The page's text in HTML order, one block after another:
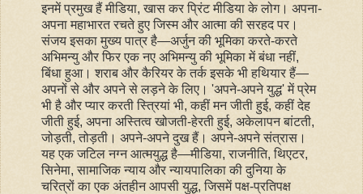
इनमें प्रमुख हैं मीडिया, खास कर प्रिंट मीडिया के लोग। अपना-
अपना महाभारत रचते हुए जिस्म और आत्मा की सरहद पर।
संजय इसका मुख्य पात्र है—अर्जुन की भूमिका करते-करते
अभिमन्यु और फिर एक नए अभिमन्यु की भूमिका में बंधा नहीं,
बिंधा हुआ। शराब और कैरियर के तर्क इसके भी हथियार हैं—
अपनों से और अपने से लड़ने के लिए। 'अपने-अपने युद्ध' में प्रेम
भी है और प्यार करती स्त्रियां भी, कहीं मन जीती हुई, कहीं देह
जीती हुई, अपना अस्तित्व खोजती-हेरती हुई, अकेलापन बांटती,
जोड़ती, तोड़ती। अपने-अपने दुख हैं। अपने-अपने संत्रास।
यह एक जटिल नग्न आत्मयुद्ध है—मीडिया, राजनीति, थिएटर,
सिनेमा, सामाजिक न्याय और न्यायपालिका की दुनिया के
चरित्रों का एक अंतहीन आपसी युद्ध, जिसमें पक्ष-प्रतिपक्ष